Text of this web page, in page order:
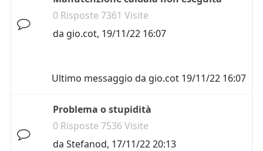
0 Risposte 7361 Visite
da gio.cot, 19/11/22 16:07
Ultimo messaggio da gio.cot 19/11/22 16:07
Problema o stupidità
0 Risposte 7536 Visite
da Stefanod, 17/11/22 20:13